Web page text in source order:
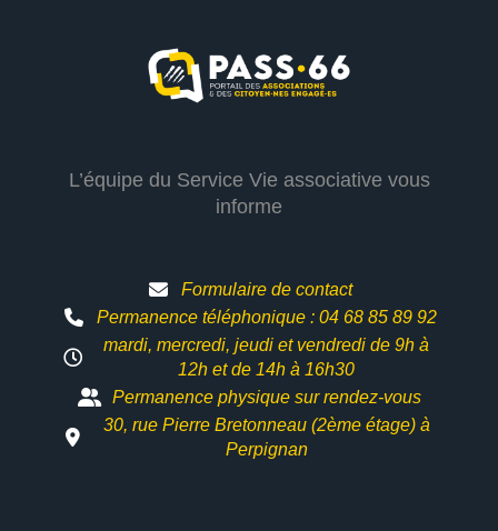
L’équipe du Service Vie associative vous
informe
Formulaire de contact
Permanence téléphonique : 04 68 85 89 92
mardi, mercredi, jeudi et vendredi de 9h à
12h etde 14h à 16h30
Permanence physique sur rendez-vous
30, rue Pierre Bretonneau (2ème étage) à
Perpignan